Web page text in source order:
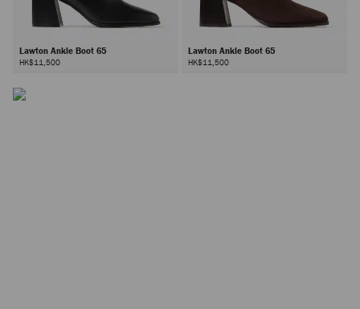
Lawton Ankle Boot 65
HK$11,500
Lawton Ankle Boot 65
HK$11,500